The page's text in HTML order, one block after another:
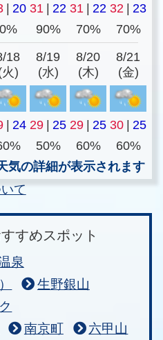
| 20 31 | 22 31 | 22 32 | 23
0% 90% 70% 70%
18
火)
8/19
(水)
8/20
(木)
8/21
(金)
| 24 29 | 25 29 | 25 30 | 25
50% 60%
60%
気の詳細が表示されます
て
すめスポット
泉
生野銀山
南京町
六甲山